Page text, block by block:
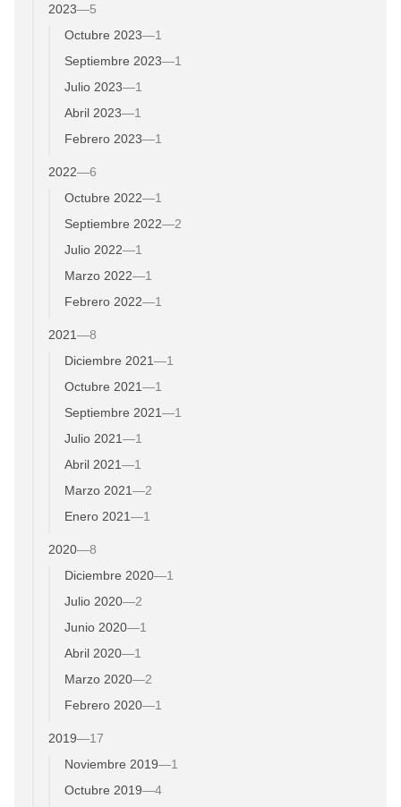
2023—5
Octubre 2023—1
Septiembre 2023—1
Julio 2023—1
Abril 2023—1
Febrero 2023—1
2022—6
Octubre 2022—1
Septiembre 2022—2
Julio 2022—1
Marzo 2022—1
Febrero 2022—1
2021—8
Diciembre 2021—1
Octubre 2021—1
Septiembre 2021—1
Julio 2021—1
Abril 2021—1
Marzo 2021—2
Enero 2021—1
2020—8
Diciembre 2020—1
Julio 2020—2
Junio 2020—1
Abril 2020—1
Marzo 2020—2
Febrero 2020—1
2019—17
Noviembre 2019—1
Octubre 2019—4